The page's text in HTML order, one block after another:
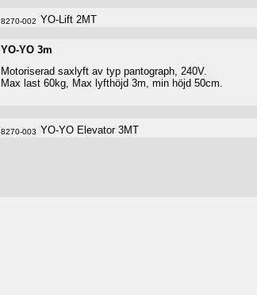
8270-002 YO-Lift 2MT
YO-YO 3m
Motoriserad saxlyft av typ pantograph, 240V.
Max last 60kg, Max lyfthöjd 3m, min höjd 50cm.
8270-003 YO-YO Elevator 3MT